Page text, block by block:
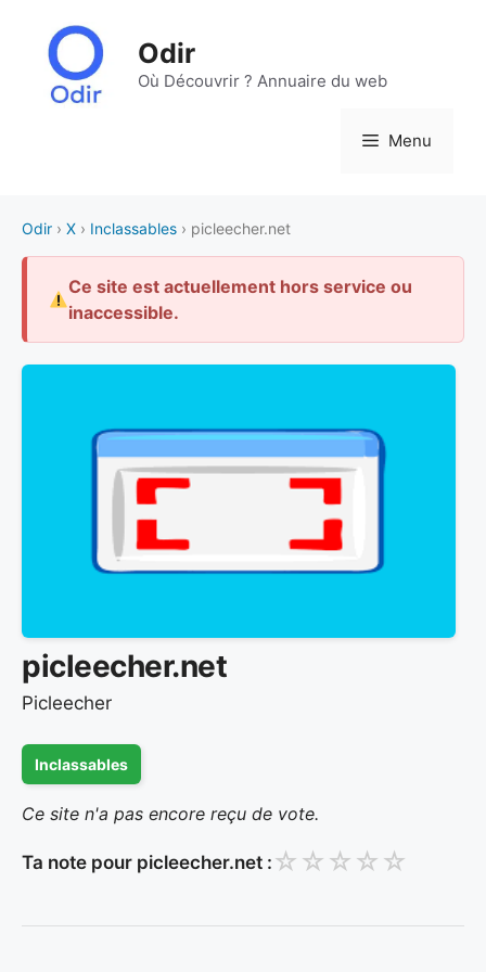
contenu
Odir
Où Découvrir ? Annuaire du web
Menu
Odir › X › Inclassables › picleecher.net
Ce site est actuellement hors service ou
inaccessible.
picleecher.net
Picleecher
Inclassables
Ce site n'a pas encore reçu de vote.
Ta note pour picleecher.net : ☆ ☆ ☆ ☆ ☆